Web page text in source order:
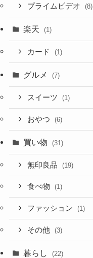
プライムビデオ (8)
楽天 (1)
カード (1)
グルメ (7)
スイーツ (1)
おやつ (6)
買い物 (31)
無印良品 (19)
食べ物 (1)
ファッション (1)
その他 (3)
暮らし (22)